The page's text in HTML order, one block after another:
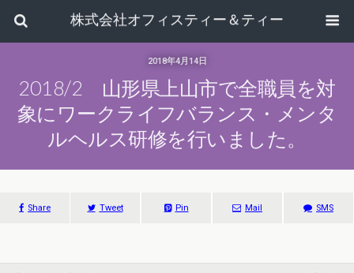
株式会社オフィスティー＆ティー
2018年4月14日
2018/2 山形県上山市で全職員を対
象にワークライフバランス・メンタ
ルヘルス研修を行いました。
Share Tweet Pin Mail SMS